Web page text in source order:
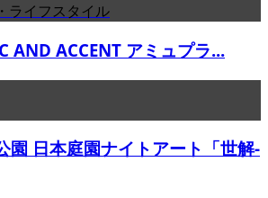
ライフスタイル
AND ACCENT アミュプラ...
園 日本庭園ナイトアート「世解-